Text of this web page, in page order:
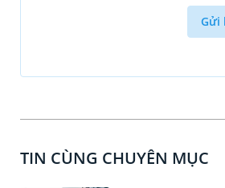
Gửi
TIN CÙNG CHUYÊN MỤC